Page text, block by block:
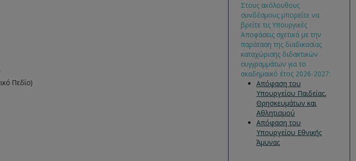
Πεδίο)
Στους ακόλουθους
συνδέσμους μπορείτε να
βρείτε τις Υπουργικές
Αποφάσεις σχετικά με την
παράταση της διαδικασίας
καταχώρισης διδακτικών
συγγραμμάτων για το
ακαδημαϊκό έτος 2026-2027:
Απόφαση του
Υπουργείου Παιδείας,
Θρησκευμάτων και
Αθλητισμού
Απόφαση του
Υπουργείου Εθνικής
Άμυνας